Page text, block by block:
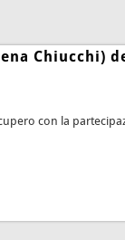
Chiucchi)
con la